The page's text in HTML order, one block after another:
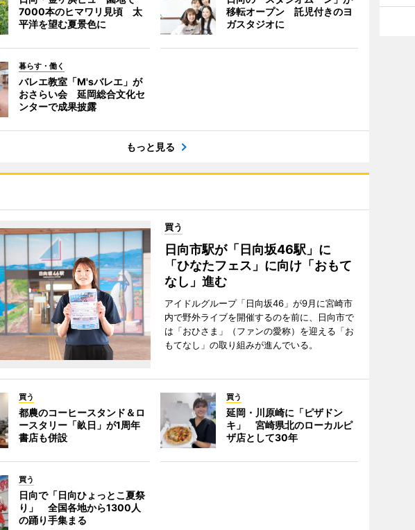
7000本のヒマワリ見頃 太
平洋を望む夏景色に
移転オープン 託児付きのヨ
ガスタジオに
暮らす・働く
バレエ教室「M'sバレエ」が
おさらい会 延岡総合文化セ
ンターで成果披露
もっと見る
買う
日向市駅が「日向坂46駅」に
「ひなたフェス」に向け「おもて
なし」進む
アイドルグループ「日向坂46」が9月に宮崎市
内で野外ライブを開催するのを前に、日向市で
は「おひさま」（ファンの愛称）を迎える「お
もてなし」の取り組みが進んでいる。
買う
都農のコーヒースタンド＆ロ
ースタリー「畝日」が1周年
書店も併設
買う
延岡・川原崎に「ピザドン
キ」 宮崎県北のローカルピ
ザ店として30年
買う
日向で「日向ひょっとこ夏祭
り」 全国各地から1300人
の踊り手集まる